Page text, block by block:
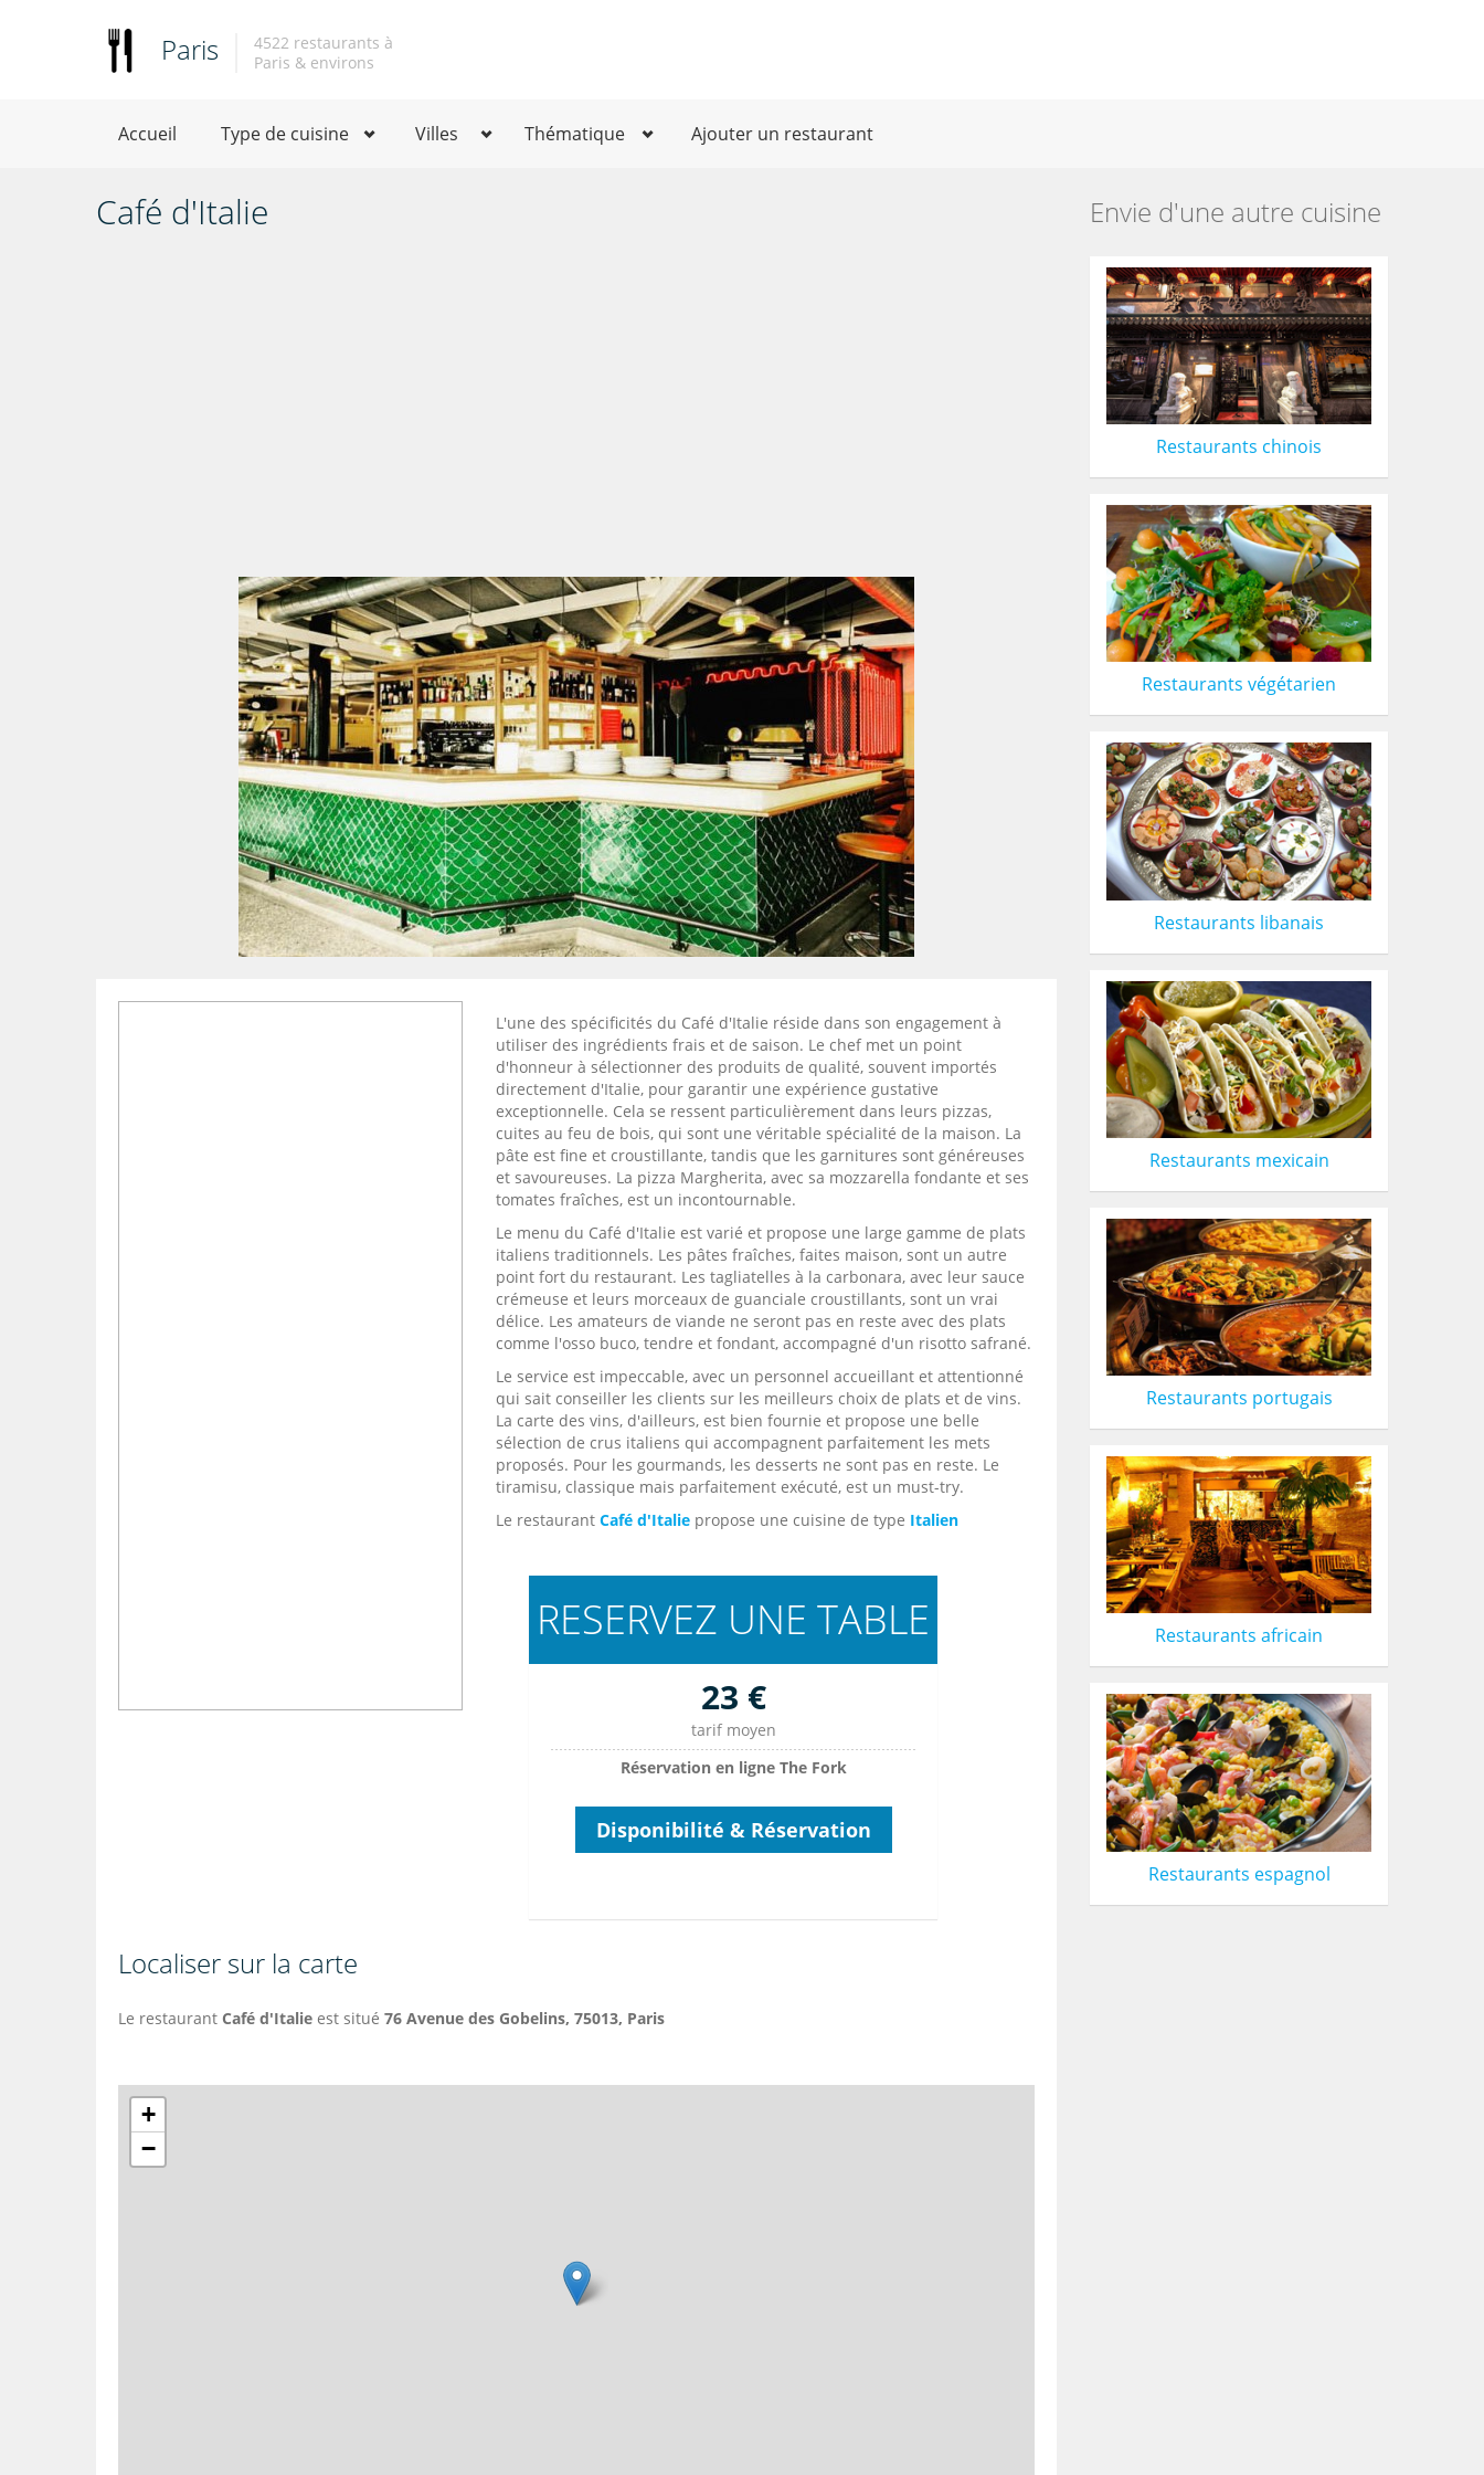
Paris
4522 restaurants à
Paris & environs
Accueil Type de cuisine Villes Thématique Ajouter un restaurant
Café d'Italie
L'une des spécificités du Café d'Italie réside dans son engagement à
utiliser des ingrédients frais et de saison. Le chef met un point
d'honneur à sélectionner des produits de qualité, souvent importés
directement d'Italie, pour garantir une expérience gustative
exceptionnelle. Cela se ressent particulièrement dans leurs pizzas,
cuites au feu de bois, qui sont une véritable spécialité de la maison. La
pâte est fine et croustillante, tandis que les garnitures sont généreuses
et savoureuses. La pizza Margherita, avec sa mozzarella fondante et ses
tomates fraîches, est un incontournable.
Le menu du Café d'Italie est varié et propose une large gamme de plats
italiens traditionnels. Les pâtes fraîches, faites maison, sont un autre
point fort du restaurant. Les tagliatelles à la carbonara, avec leur sauce
crémeuse et leurs morceaux de guanciale croustillants, sont un vrai
délice. Les amateurs de viande ne seront pas en reste avec des plats
comme l'osso buco, tendre et fondant, accompagné d'un risotto safrané.
Le service est impeccable, avec un personnel accueillant et attentionné
qui sait conseiller les clients sur les meilleurs choix de plats et de vins.
La carte des vins, d'ailleurs, est bien fournie et propose une belle
sélection de crus italiens qui accompagnent parfaitement les mets
proposés. Pour les gourmands, les desserts ne sont pas en reste. Le
tiramisu, classique mais parfaitement exécuté, est un must-try.
Le restaurant Café d'Italie propose une cuisine de type Italien
RESERVEZ UNE TABLE
23 €
tarif moyen
Réservation en ligne The Fork
Disponibilité & Réservation
Localiser sur la carte
Le restaurant Café d'Italie est situé 76 Avenue des Gobelins, 75013, Paris
+
−
Envie d'une autre cuisine
Restaurants chinois
Restaurants végétarien
Restaurants libanais
Restaurants mexicain
Restaurants portugais
Restaurants africain
Restaurants espagnol